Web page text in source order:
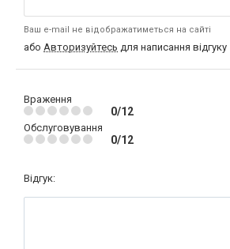
Ваш e-mail не відображатиметься на сайті
або Авторизуйтесь для написання відгуку
Враження
0/12
Обслуговування
0/12
Відгук: